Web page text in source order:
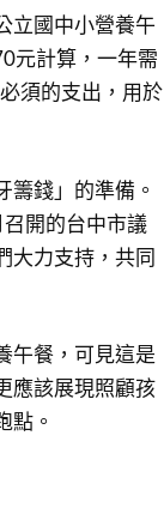
立國中小營養午
元計算，一年需
須的支出，用於
錢」的準備。
開的台中市議
大力支持，共同
午餐，可見這是
應該展現照顧孩
點。